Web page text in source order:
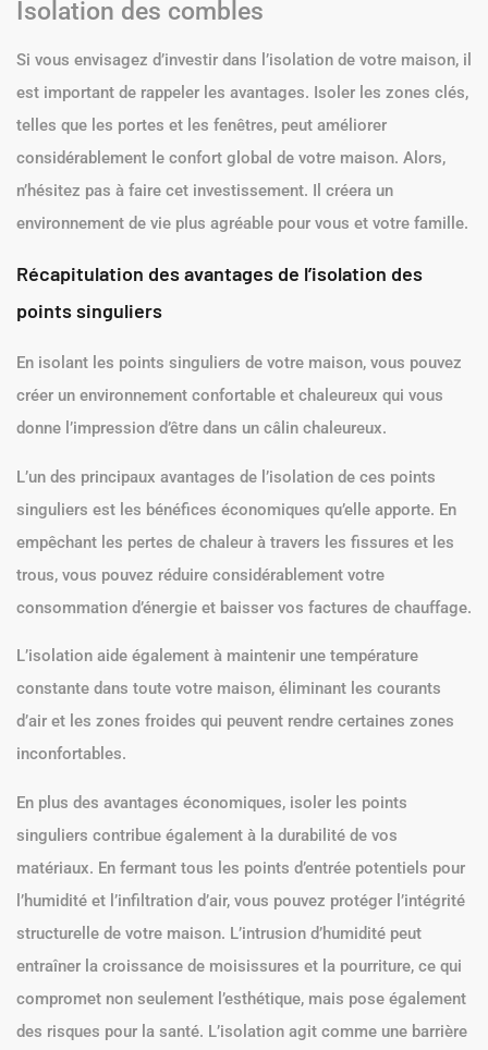
Isolation des combles
Si vous envisagez d’investir dans l’isolation de votre maison, il
est important de rappeler les avantages. Isoler les zones clés,
telles que les portes et les fenêtres, peut améliorer
considérablement le confort global de votre maison. Alors,
n’hésitez pas à faire cet investissement. Il créera un
environnement de vie plus agréable pour vous et votre famille.
Récapitulation des avantages de l’isolation des
points singuliers
En isolant les points singuliers de votre maison, vous pouvez
créer un environnement confortable et chaleureux qui vous
donne l’impression d’être dans un câlin chaleureux.
L’un des principaux avantages de l’isolation de ces points
singuliers est les bénéfices économiques qu’elle apporte. En
empêchant les pertes de chaleur à travers les fissures et les
trous, vous pouvez réduire considérablement votre
consommation d’énergie et baisser vos factures de chauffage.
L’isolation aide également à maintenir une température
constante dans toute votre maison, éliminant les courants
d’air et les zones froides qui peuvent rendre certaines zones
inconfortables.
En plus des avantages économiques, isoler les points
singuliers contribue également à la durabilité de vos
matériaux. En fermant tous les points d’entrée potentiels pour
l’humidité et l’infiltration d’air, vous pouvez protéger l’intégrité
structurelle de votre maison. L’intrusion d’humidité peut
entraîner la croissance de moisissures et la pourriture, ce qui
compromet non seulement l’esthétique, mais pose également
des risques pour la santé. L’isolation agit comme une barrière